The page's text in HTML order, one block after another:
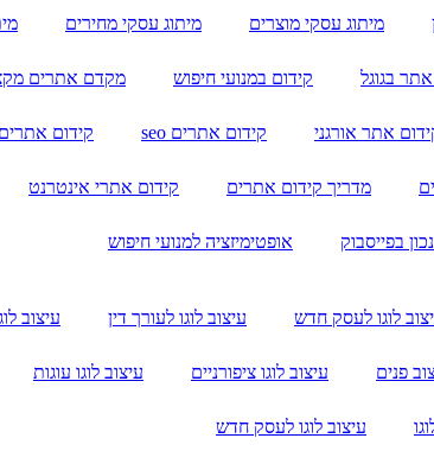
מיתוג עסקי מוצרים מיתוג עסקי מחירים
בגוגל קידום במנועי חיפוש מקדם אתרים
אתר אורגני קידום אתרים seo קידום
מדריך קידום אתרים קידום אתרי אינטרנט
בפייסבוק
אופטימיזציה למנועי חיפוש
לוגו לעסק חדש עיצוב לוגו לעורך דין עיצוב
פנים עיצוב לוגו ציפורניים עיצוב לוגו עוגות
עיצוב לוגו לעסק חדש